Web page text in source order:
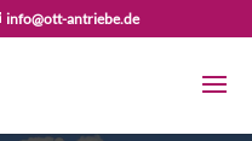
info@ott-antriebe.de